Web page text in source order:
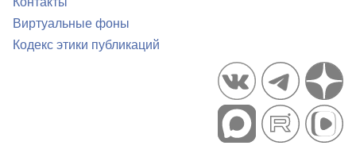
Виртуальные фоны
Кодекс этики публикаций